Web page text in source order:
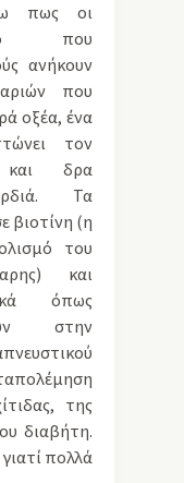
πως οι
που
ανήκουν
που
οξέα, ένα
τον
και δρα
Τα
βιοτίνη (η
του
και
όπως
στην
της
διαβήτη.
πολλά